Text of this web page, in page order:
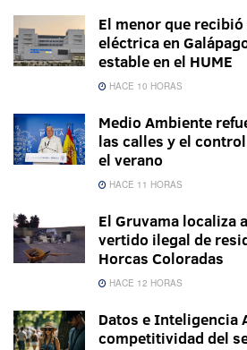
El menor que
eléctrica en
estable en el HUME
HACE 10 HORAS
Medio Ambiente
las calles y el
el verano
HACE 11 HORAS
El Gruvama localiza
vertido ilegal de
Horcas Coloradas
HACE 12 HORAS
Datos e Inteligencia
competitividad del